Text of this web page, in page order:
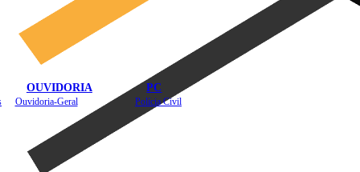
OUVIDORIA
Ouvidoria-Geral
PC
Polícia Civil